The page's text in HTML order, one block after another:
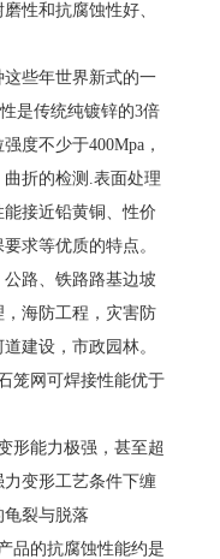
性和抗腐蚀性好、
些年世界新式的一
是传统纯镀锌的3倍
度不少于400Mpa，
折的检测.表面处理
接近铅黄铜、性价
求等优质的特点。
路、铁路路基边坡
海防工程，灾害防
建设，市政园林。
网可焊接性能优于
能力极强，甚至超
变形工艺条件下缠
裂与脱落
的抗腐蚀性能约是